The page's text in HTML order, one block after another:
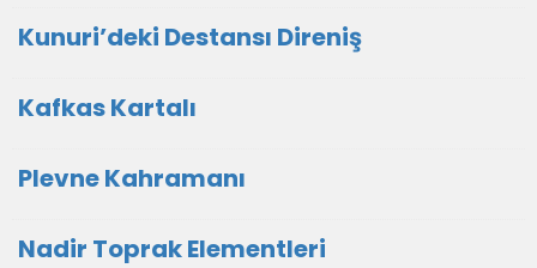
Kunuri’deki Destansı Direniş
Kafkas Kartalı
Plevne Kahramanı
Nadir Toprak Elementleri